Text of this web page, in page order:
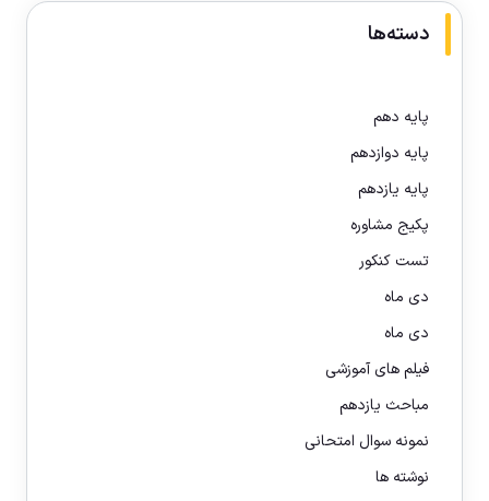
دسته‌ها
پایه دهم
پایه دوازدهم
پایه یازدهم
پکیج مشاوره
تست کنکور
دی ماه
دی ماه
فیلم های آموزشی
مباحث یازدهم
نمونه سوال امتحانی
نوشته ها